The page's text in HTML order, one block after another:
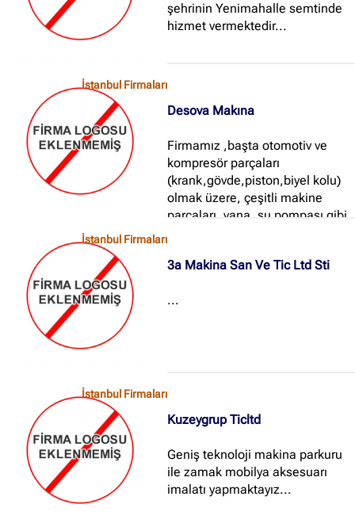
şehrinin Yenimahalle semtinde
hizmet vermektedir...
İstanbul Firmaları
Desova Makına
Firmamız ,başta otomotiv ve
kompresör parçaları
(krank,gövde,piston,biyel kolu)
olmak üzere, çeşitli makine
parçaları, vana, su pompası gibi
yapmaktadır...
İstanbul Firmaları
3a Makina San Ve Tic Ltd Sti
...
İstanbul Firmaları
Kuzeygrup Ticltd
Geniş teknoloji makina parkuru
ile zamak mobilya aksesuarı
imalatı yapmaktayız...